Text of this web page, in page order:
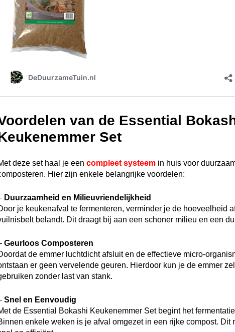
van de Essential
Set
deze set haal je een compleet systeem in huis voor
Hier zijn enkele belangrijke voordelen:
Duurzaamheid en Milieuvriendelijkheid
je keukenafval te fermenteren, verminder je de hoeveelheid
belandt. Dit draagt bij aan een schoner milieu en een
Geurloos Composteren
de emmer luchtdicht afsluit en de effectieve micro-
er geen vervelende geuren. Hierdoor kun je de emmer
zonder last van stank.
Snel en Eenvoudig
de Essential Bokashi Keukenemmer Set begint het
enkele weken is je afval omgezet in een rijke compost. Dit